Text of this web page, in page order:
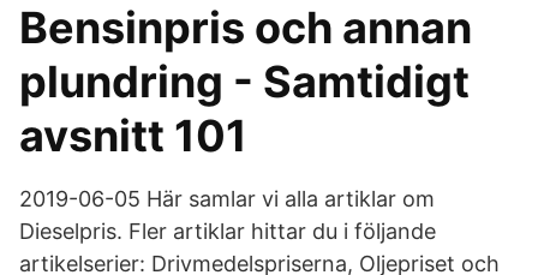
Bensinpris och annan
plundring - Samtidigt
avsnitt 101
2019-06-05 Här samlar vi alla artiklar om
Dieselpris. Fler artiklar hittar du i följande
artikelserier: Drivmedelspriserna, Oljepriset och